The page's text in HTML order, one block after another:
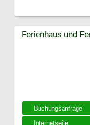
Buchungsanfrage
Internetseite
Ferienhaus und